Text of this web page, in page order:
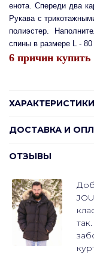
енота. Спереди два
Рукава с
полиэстер.
спины в размере L - 80
6 причин купить
ХАРАКТЕРИСТИКИ
ДОСТАВКА И
ОТЗЫВЫ